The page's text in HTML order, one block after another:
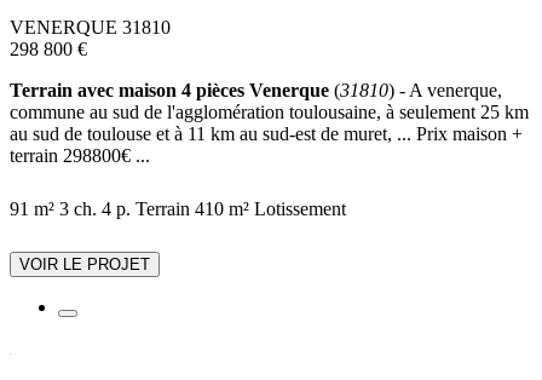
VENERQUE 31810
298 800 €
Terrain avec maison 4 pièces Venerque (31810) - A venerque,
commune au sud de l'agglomération toulousaine, à seulement 25 km
au sud de toulouse et à 11 km au sud-est de muret, ... Prix maison +
terrain 298800€ ...
91 m² 3 ch. 4 p. Terrain 410 m² Lotissement
VOIR LE PROJET